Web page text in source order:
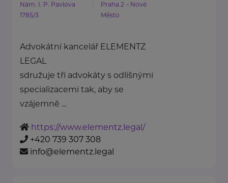
Nám. I. P. Pavlova
1785/3
Praha 2 – Nové
Město
Advokátní kancelář ELEMENTZ
LEGAL
sdružuje tři advokáty s odlišnými
specializacemi tak, aby se
vzájemně ...
https://www.elementz.legal/
+420 739 307 308
info@elementz.legal